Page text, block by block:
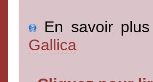
En savoir
Gallica